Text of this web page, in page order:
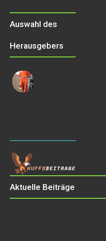
Aktuelle Beiträge
Auswahl des
Herausgebers